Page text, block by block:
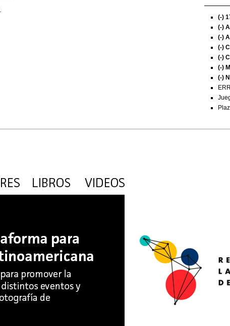
(-)
(-) A
(-)
(-)
(-)
(-)
(-)